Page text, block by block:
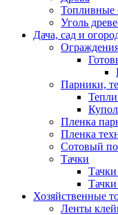
Топливные
Уголь
Дача, сад и
Парники,
Пленка
Пленка
Сотовый
Тачки
Хозяйственные
Ленты